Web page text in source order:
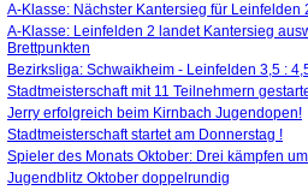
A-Klasse: Nächster Kantersieg für Leinfelden
A-Klasse: Leinfelden 2 landet Kantersieg
Brettpunkten
Bezirksliga: Schwaikheim - Leinfelden 3,5 :
Stadtmeisterschaft mit 11 Teilnehmern
Jerry erfolgreich beim Kirnbach Jugendopen!
Stadtmeisterschaft startet am Donnerstag !
Spieler des Monats Oktober: Drei kämpfen
Jugendblitz Oktober doppelrundig